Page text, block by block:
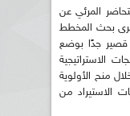
المرئي عن
جرى بحث المخطط
قصير جدًا بوضع
الاستراتيجية
منح الأولوية
الاستيراد من